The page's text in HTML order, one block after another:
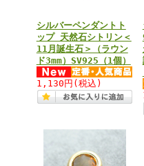
シルバーペンダントト
ップ 天然石シトリン＜
11月誕生石＞（ラウン
ド3mm）SV925（1個）
1,130円 (税込)